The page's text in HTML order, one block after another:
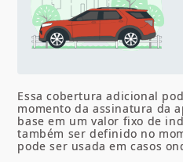
Essa cobertura adicional
momento da assinatura da
base em um valor fixo de
também ser definido no
pode ser usada em casos